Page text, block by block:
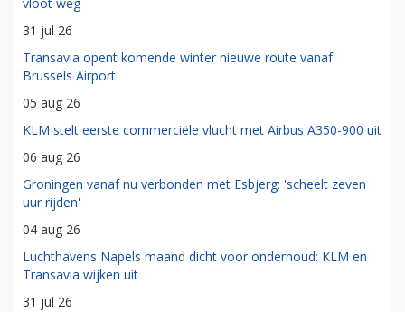
31 jul 26
Transavia opent komende winter nieuwe route vanaf
Brussels Airport
05 aug 26
KLM stelt eerste commerciële vlucht met Airbus A350-900 uit
06 aug 26
Groningen vanaf nu verbonden met Esbjerg: 'scheelt zeven
uur rijden'
04 aug 26
Luchthavens Napels maand dicht voor onderhoud: KLM en
Transavia wijken uit
31 jul 26